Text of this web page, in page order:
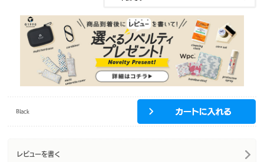
Black
レビューを書く